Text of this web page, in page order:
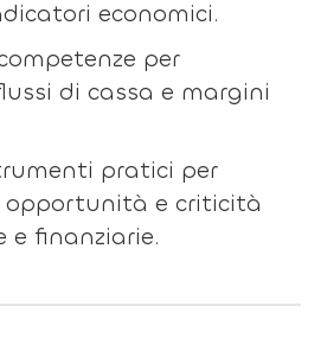
economici.
per
di cassa e margini
pratici per
opportunità e criticità
e finanziarie.